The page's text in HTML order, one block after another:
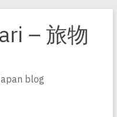
– 旅物
blog